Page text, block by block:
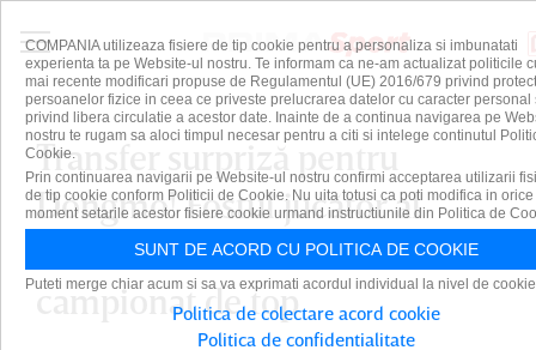
Transfer surpriză pentru
Dongmo! Fostul jucător al
Petrolului a semnat într-un
campionat de top
COMPANIA utilizeaza fisiere de tip cookie pentru a personaliza si imbunatati
experienta ta pe Website-ul nostru. Te informam ca ne-am actualizat politicile
mai recente modificari propuse de Regulamentul (UE) 2016/679 privind
persoanelor fizice in ceea ce priveste prelucrarea datelor cu caracter personal
privind libera circulatie a acestor date. Inainte de a continua navigarea pe
nostru te rugam sa aloci timpul necesar pentru a citi si intelege continutul
Cookie.
Prin continuarea navigarii pe Website-ul nostru confirmi acceptarea utilizarii
de tip cookie conform Politicii de Cookie. Nu uita totusi ca poti modifica in orice
moment setarile acestor fisiere cookie urmand instructiunile din Politica de
SUNT DE ACORD CU POLITICA DE COOKIE
Puteti merge chiar acum si sa va exprimati acordul individual la nivel de
Politica de colectare acord cookie
Politica de confidentialitate